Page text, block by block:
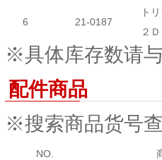
6 21-0187
ト
２
※具体库存数请
配件商品
※搜索商品货号
NO.